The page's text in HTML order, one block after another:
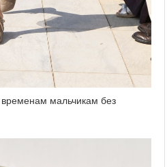
мальчикам без